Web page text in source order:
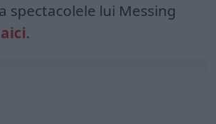
spectacolele lui Messing
aici.